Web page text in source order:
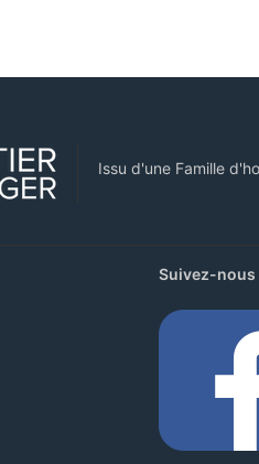
Issu d'une Famille
Suivez-nous